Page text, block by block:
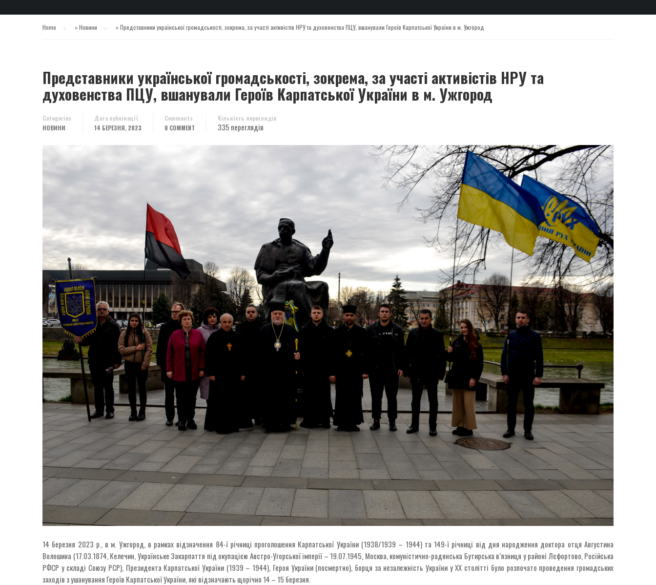
Home »Новини »Представники української громадськості, зокрема, за участі активістів НРУ та духовенства ПЦУ, вшанували Героїв Карпатської України в м. Ужгород
Представники української громадськості, зокрема, за участі активістів НРУ та
духовенства ПЦУ, вшанували Героїв Карпатської України в м. Ужгород
Categories
НОВИНИ
Дата публікації
14 БЕРЕЗНЯ, 2023
Comments
0 COMMENT
Кількість переглядів
335 переглядів
14 березня 2023 р., в м. Ужгород, в рамках відзначення 84-ї річниці проголошення Карпатської України (1938/1939 – 1944) та 149-ї річниці від дня народження доктора отця Августина
Волошина (17.03.1874, Келечин, Українське Закарпаття під окупацією Австро-Угорської імперії – 19.07.1945, Москва, комуністично-радянська Бутирська в’язниця у районі Лєфортово, Російська
РФСР у складі Союзу РСР), Президента Карпатської України (1939 – 1944), Героя України (посмертно), борця за незалежність України у ХХ столітті було розпочато проведення громадських
заходів з ушанування Героїв Карпатської України, які відзначають щорічно 14 – 15 березня.